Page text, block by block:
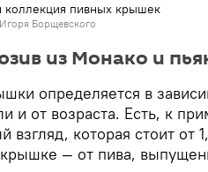
коллекция пивных крышек
Борщевского
из Монако и
определяется в
и от возраста. Есть, к
взгляд, которая стоит от
— от пива,